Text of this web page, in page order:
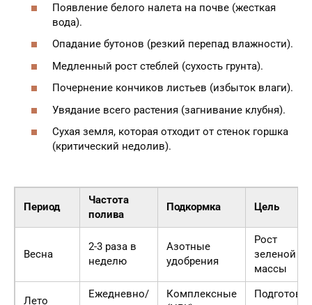
Появление белого налета на почве (жесткая
вода).
Опадание бутонов (резкий перепад влажности).
Медленный рост стеблей (сухость грунта).
Почернение кончиков листьев (избыток влаги).
Увядание всего растения (загнивание клубня).
Сухая земля, которая отходит от стенок горшка
(критический недолив).
Период
Частота
полива
Подкормка Цель
Весна
2-3 раза в
неделю
Азотные
удобрения
Рост
зеленой
массы
Лето
Ежедневно/
Комплексные
Подготовка